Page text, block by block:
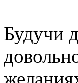
Будучи